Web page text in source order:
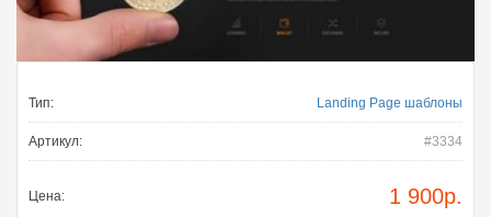
Тип: Landing Page шаблоны
Артикул: #3334
Цена: 1 900р.